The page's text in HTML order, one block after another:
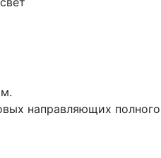
направляющих полного